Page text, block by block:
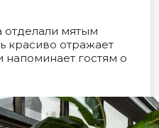
отделали мятым
красиво отражает
напоминает гостям о